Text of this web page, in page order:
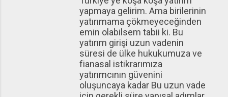
yapmaya gelirim. Ama birilerinin
yatırımama çökmeyeceğinden
emin olabilsem tabii ki. Bu
yatırım girişi uzun vadenin
süresi de ülke hukukumuza ve
fianasal istikrarımıza
yatırımcının güvenini
oluşuncaya kadar Bu uzun vade